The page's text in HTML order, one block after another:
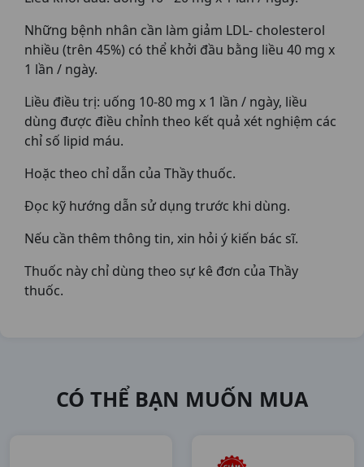
Những bệnh nhân cần làm giảm LDL- cholesterol
nhiều (trên 45%) có thể khởi đầu bằng liều 40 mg x
1 lần / ngày.
Liều điều trị: uống 10-80 mg x 1 lần / ngày, liều
dùng được điều chỉnh theo kết quả xét nghiệm các
chỉ số lipid máu.
Hoặc theo chỉ dẫn của Thầy thuốc.
Đọc kỹ hướng dẫn sử dụng trước khi dùng.
Nếu cần thêm thông tin, xin hỏi ý kiến bác sĩ.
Thuốc này chỉ dùng theo sự kê đơn của Thầy
thuốc.
CÓ THỂ BẠN MUỐN MUA